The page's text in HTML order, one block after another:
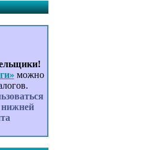
можно